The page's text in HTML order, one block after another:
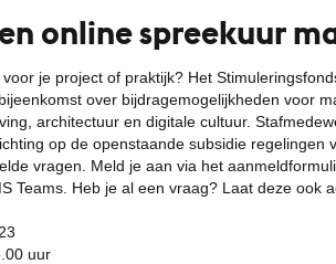
online spreekuur
je project of praktijk? Het
over bijdragemogelijkheden voor
architectuur en digitale cultuur.
op de openstaande subsidie regelingen
vragen. Meld je aan via het
Teams. Heb je al een vraag? Laat deze ook
uur